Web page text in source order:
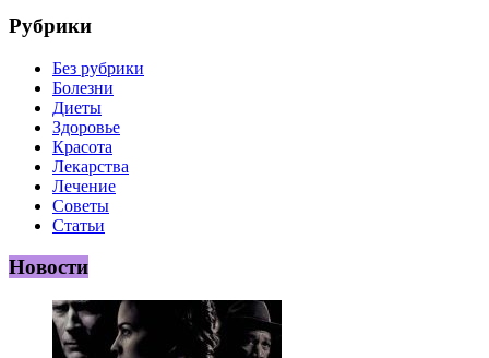
Рубрики
Без рубрики
Болезни
Диеты
Здоровье
Красота
Лекарства
Лечение
Советы
Статьи
Новости